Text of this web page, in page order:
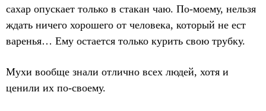
сахар опускает только в стакан чаю. По-моему, нельзя
ждать ничего хорошего от человека, который не ест
варенья… Ему остается только курить свою трубку.
Мухи вообще знали отлично всех людей, хотя и
ценили их по-своему.